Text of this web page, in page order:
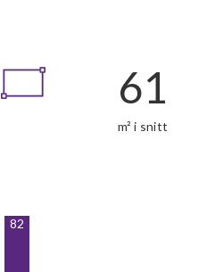
61
m² i snitt
82